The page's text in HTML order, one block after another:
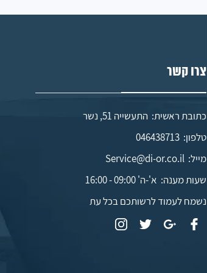
צרו קשר
כתובת ראשית: התעשייה 51, נשר
טלפון: 046438713
מייל: Service@di-or.co.il
שעות מענה: א'-ה' 09:00 - 16:00
נשמח לעמוד לרשותכם בכל עת